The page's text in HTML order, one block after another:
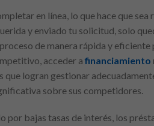
en línea, lo que hace que
y enviado tu solicitud, solo
de manera rápida y
acceder a financiamiento
que logran gestionar
sobre sus competidores.
por bajas tasas de interés, los